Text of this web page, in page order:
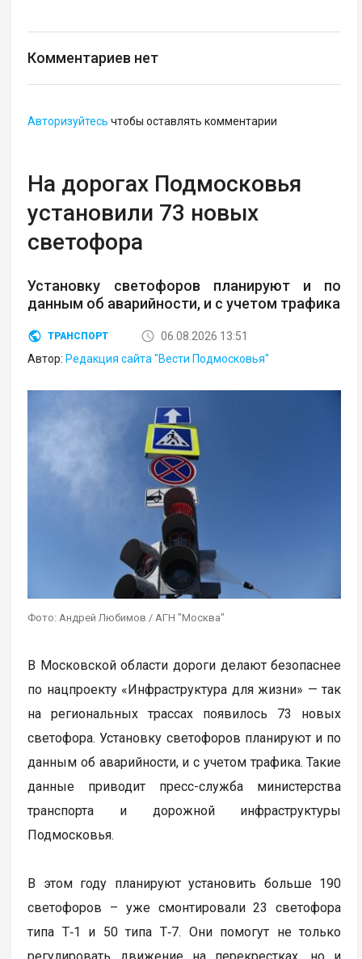
Комментариев нет
Авторизуйтесь чтобы оставлять комментарии
На дорогах Подмосковья
установили 73 новых
светофора
Установку светофоров планируют и по
данным об аварийности, и с учетом трафика
ТРАНСПОРТ
06.08.2026 13:51
Автор: Редакция сайта "Вести Подмосковья"
Фото: Андрей Любимов / АГН "Москва"
В Московской области дороги делают безопаснее
по нацпроекту «Инфраструктура для жизни» — так
на региональных трассах появилось 73 новых
светофора. Установку светофоров планируют и по
данным об аварийности, и с учетом трафика. Такие
данные приводит пресс-служба министерства
транспорта и дорожной инфраструктуры
Подмосковья.
В этом году планируют установить больше 190
светофоров – уже смонтировали 23 светофора
типа Т‑1 и 50 типа Т‑7. Они помогут не только